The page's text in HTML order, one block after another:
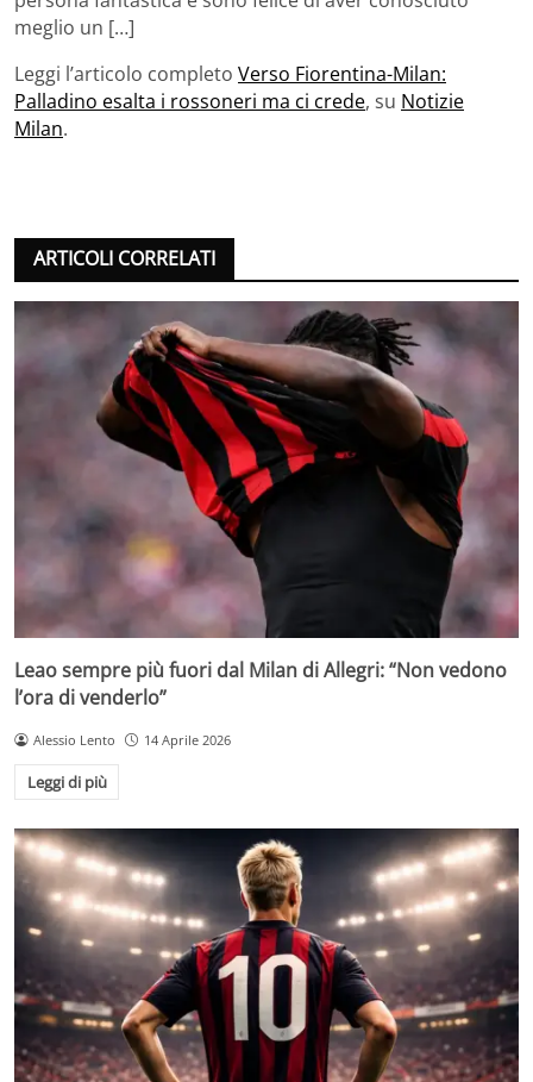
meglio un […]
Leggi l’articolo completo Verso Fiorentina-Milan:
Palladino esalta i rossoneri ma ci crede, su Notizie
Milan.
ARTICOLI CORRELATI
Leao sempre più fuori dal Milan di Allegri: “Non vedono
l’ora di venderlo”
Alessio Lento 14 Aprile 2026
Leggi di più